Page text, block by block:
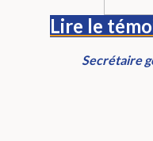
Lire le
Secrétaire